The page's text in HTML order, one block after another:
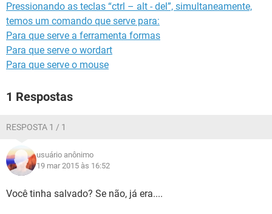
Pressionando as teclas “ctrl – alt - del”, simultaneamente,
temos um comando que serve para:
Para que serve a ferramenta formas
Para que serve o wordart
Para que serve o mouse
1 Respostas
RESPOSTA 1 / 1
usuário anônimo
19 mar 2015 às 16:52
Você tinha salvado? Se não, já era....